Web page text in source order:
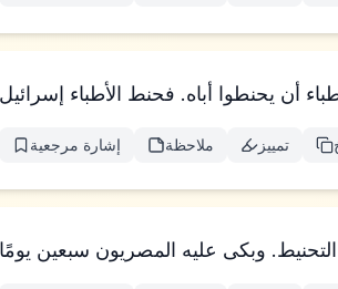
إشارة مرجعية ملاحظة تمييز